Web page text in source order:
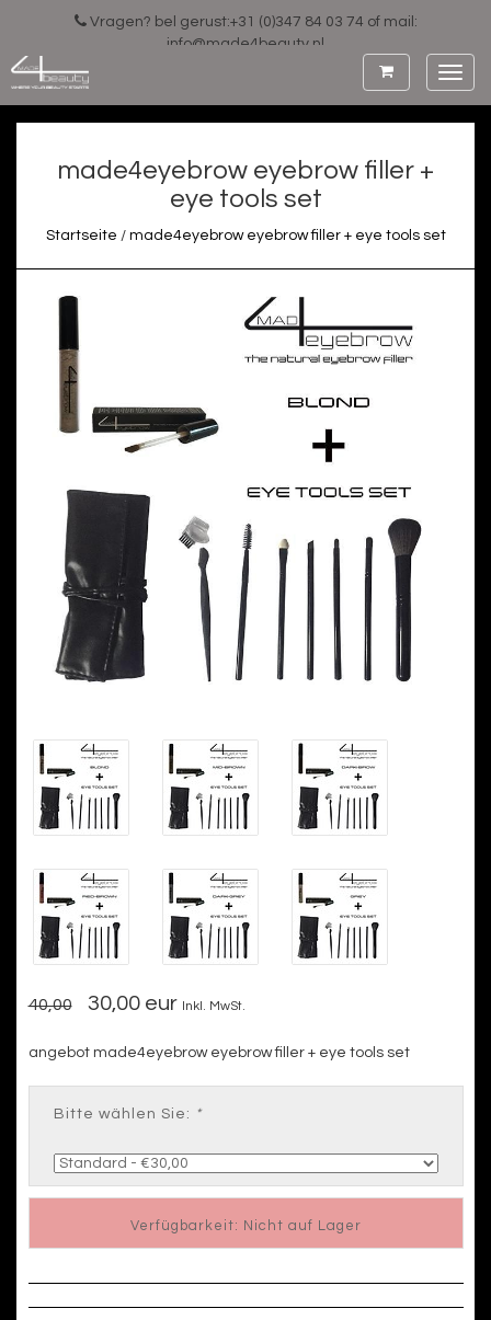
Vragen? bel gerust:+31 (0)347 84 03 74 of mail:
info@made4beauty.nl
made4eyebrow eyebrow filler +
eye tools set
Startseite / made4eyebrow eyebrow filler + eye tools set
40,00 30,00 eur Inkl. MwSt.
angebot made4eyebrow eyebrow filler + eye tools set
Bitte wählen Sie: *
Verfügbarkeit: Nicht auf Lager